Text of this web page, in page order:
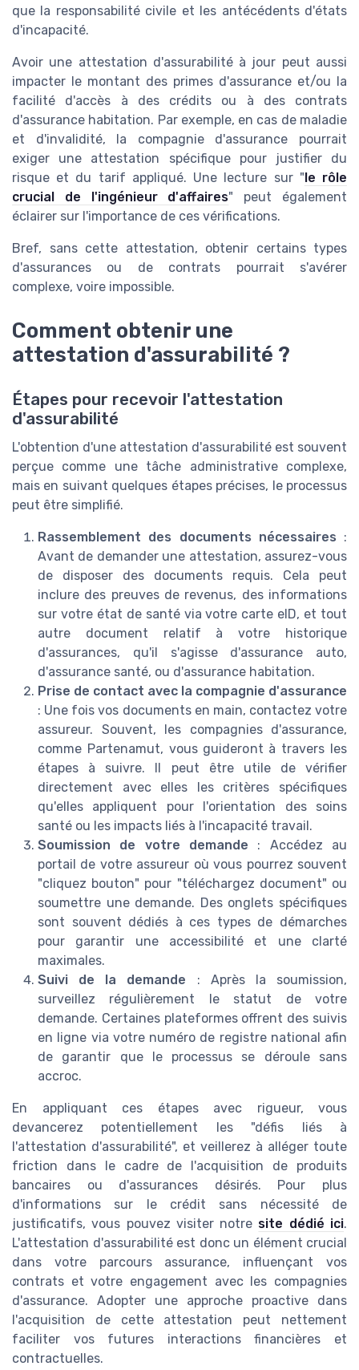
que la responsabilité civile et les antécédents d'états
d'incapacité.
Avoir une attestation d'assurabilité à jour peut aussi
impacter le montant des primes d'assurance et/ou la
facilité d'accès à des crédits ou à des contrats
d'assurance habitation. Par exemple, en cas de maladie
et d'invalidité, la compagnie d'assurance pourrait
exiger une attestation spécifique pour justifier du
risque et du tarif appliqué. Une lecture sur " le rôle
crucial de l'ingénieur d'affaires" peut également
éclairer sur l'importance de ces vérifications.
Bref, sans cette attestation, obtenir certains types
d'assurances ou de contrats pourrait s'avérer
complexe, voire impossible.
Comment obtenir une
attestation d'assurabilité ?
Étapes pour recevoir l'attestation
d'assurabilité
L'obtention d'une attestation d'assurabilité est souvent
perçue comme une tâche administrative complexe,
mais en suivant quelques étapes précises, le processus
peut être simplifié.
Rassemblement des documents nécessaires :
Avant de demander une attestation, assurez-vous
de disposer des documents requis. Cela peut
inclure des preuves de revenus, des informations
sur votre état de santé via votre carte eID, et tout
autre document relatif à votre historique
d'assurances, qu'il s'agisse d'assurance auto,
d'assurance santé, ou d'assurance habitation.
Prise de contact avec la compagnie d'assurance
: Une fois vos documents en main, contactez votre
assureur. Souvent, les compagnies d'assurance,
comme Partenamut, vous guideront à travers les
étapes à suivre. Il peut être utile de vérifier
directement avec elles les critères spécifiques
qu'elles appliquent pour l'orientation des soins
santé ou les impacts liés à l'incapacité travail.
Soumission de votre demande : Accédez au
portail de votre assureur où vous pourrez souvent
"cliquez bouton" pour "téléchargez document" ou
soumettre une demande. Des onglets spécifiques
sont souvent dédiés à ces types de démarches
pour garantir une accessibilité et une clarté
maximales.
Suivi de la demande : Après la soumission,
surveillez régulièrement le statut de votre
demande. Certaines plateformes offrent des suivis
en ligne via votre numéro de registre national afin
de garantir que le processus se déroule sans
accroc.
En appliquant ces étapes avec rigueur, vous
devancerez potentiellement les "défis liés à
l'attestation d'assurabilité", et veillerez à alléger toute
friction dans le cadre de l'acquisition de produits
bancaires ou d'assurances désirés. Pour plus
d'informations sur le crédit sans nécessité de
justificatifs, vous pouvez visiter notre site dédié ici.
L'attestation d'assurabilité est donc un élément crucial
dans votre parcours assurance, influençant vos
contrats et votre engagement avec les compagnies
d'assurance. Adopter une approche proactive dans
l'acquisition de cette attestation peut nettement
faciliter vos futures interactions financières et
contractuelles.